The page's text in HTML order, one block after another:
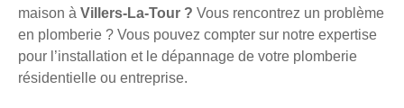
maison à Villers-La-Tour ? Vous rencontrez un problème
en plomberie ? Vous pouvez compter sur notre expertise
pour l’installation et le dépannage de votre plomberie
résidentielle ou entreprise.